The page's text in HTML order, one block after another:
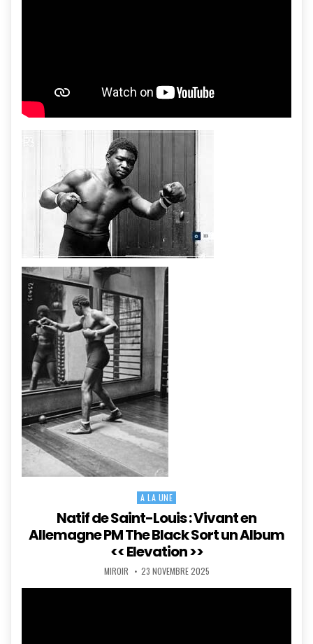
Posted
in
A LA UNE
Natif de Saint-Louis : Vivant en
Allemagne PM The Black Sort un Album
<< Elevation >>
AUTHOR:
MIROIR PUBLISHED
DATE:
23 NOVEMBRE 2025